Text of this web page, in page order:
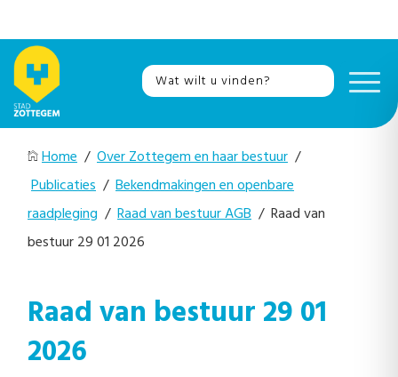
Home / Over Zottegem en haar bestuur /
Publicaties / Bekendmakingen en openbare
raadpleging / Raad van bestuur AGB / Raad van
bestuur 29 01 2026
Raad van bestuur 29 01
2026